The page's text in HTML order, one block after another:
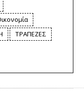
ΤΡΑΠΕΖΕΣ